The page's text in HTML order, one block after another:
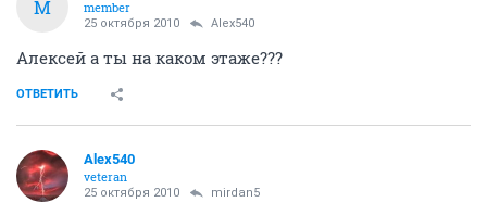
M member
25 октября 2010 Alex540
Алексей а ты на каком этаже???
ОТВЕТИТЬ
Alex540
veteran
25 октября 2010 mirdan5